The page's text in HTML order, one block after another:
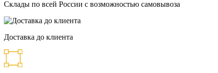
Склады по всей России с возможностью самовывоза
Доставка до клиента